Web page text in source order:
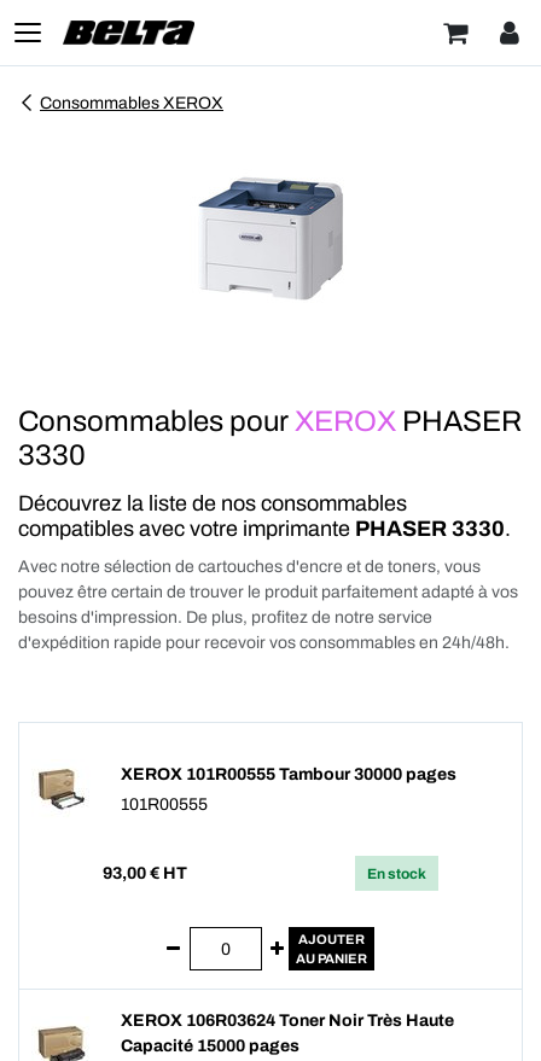
Consommables XEROX
Consommables pour XEROX PHASER
3330
Découvrez la liste de nos consommables
compatibles avec votre imprimante PHASER 3330.
Avec notre sélection de cartouches d'encre et de toners, vous
pouvez être certain de trouver le produit parfaitement adapté à vos
besoins d'impression. De plus, profitez de notre service
d'expédition rapide pour recevoir vos consommables en 24h/48h.
XEROX 101R00555 Tambour 30000 pages
101R00555
93,00 € HT En stock
AJOUTER
AU PANIER
XEROX 106R03624 Toner Noir Très Haute
Capacité 15000 pages